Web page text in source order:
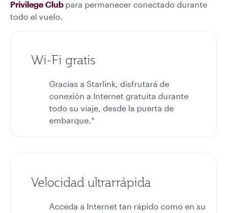
Privilege Clubpara permanecer conectado durante
todo el vuelo.
Wi-Fi gratis
Gracias a Starlink, disfrutará de
conexión a Internet gratuita durante
todo su viaje, desde la puerta de
embarque.*
Velocidad ultrarrápida
Acceda a Internet tan rápido como en su